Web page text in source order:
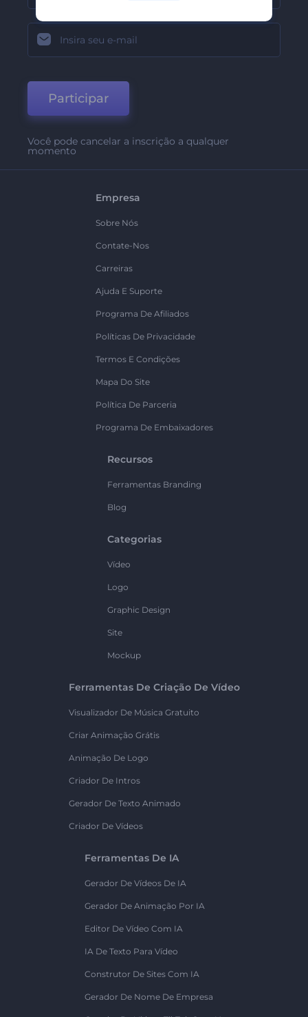
Participar
Você pode cancelar a inscrição a qualquer
momento
Empresa
Sobre Nós
Contate-Nos
Carreiras
Ajuda E Suporte
Programa De Afiliados
Políticas De Privacidade
Termos E Condições
Mapa Do Site
Política De Parceria
Programa De Embaixadores
Recursos
Ferramentas Branding
Blog
Categorias
Vídeo
Logo
Graphic Design
Site
Mockup
Ferramentas De Criação De Vídeo
Visualizador De Música Gratuito
Criar Animação Grátis
Animação De Logo
Criador De Intros
Gerador De Texto Animado
Criador De Vídeos
Ferramentas De IA
Gerador De Vídeos De IA
Gerador De Animação Por IA
Editor De Vídeo Com IA
IA De Texto Para Vídeo
Construtor De Sites Com IA
Gerador De Nome De Empresa